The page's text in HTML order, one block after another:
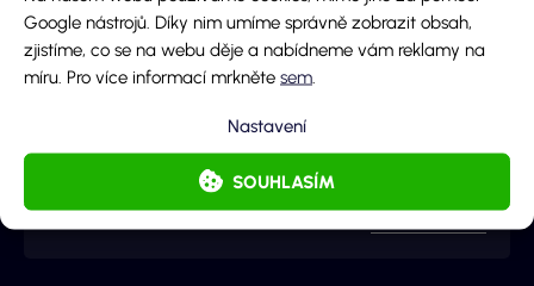
Google nástrojů. Díky nim umíme správně zobrazit obsah,
zjistíme, co se na webu děje a nabídneme vám reklamy na
míru. Pro více informací mrkněte sem
SOUHLASÍM
Nastavení
Barbora
Jsem Barča, ráda a poutavě píšu o běžných i složitých
tématech, přicházím s neotřelými nápady a ještě o
kousek radši se zlepšuji a získávám nové zkušenosti. I to
je důvod proč jsme s Vyhraj.cz navázali kontakt -